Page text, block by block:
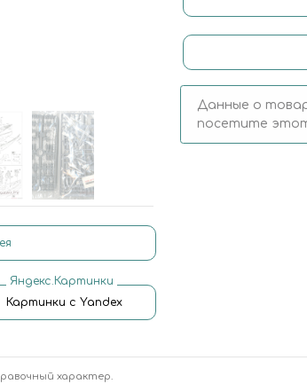
Яндекс.Картинки
Картинки с Yandex
Данные о
посетите
характер.